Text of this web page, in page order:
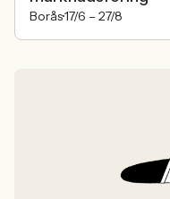
Borås17/6 – 27/8